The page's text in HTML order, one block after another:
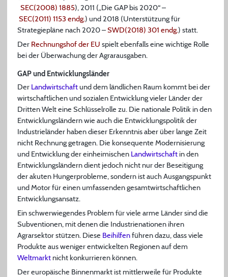
SEC(2008) 1885), 2011 („Die GAP bis 2020“ –
SEC(2011) 1153 endg.) und 2018 (Unterstützung für
Strategiepläne nach 2020 –SWD(2018) 301 endg.) statt.
Der Rechnungshof der EU spielt ebenfalls eine wichtige Rolle
bei der Überwachung der Agrarausgaben.
GAP und Entwicklungsländer
Der Landwirtschaftund dem ländlichen Raum kommt bei der
wirtschaftlichen und sozialen Entwicklung vieler Länder der
Dritten Welt eine Schlüsselrolle zu. Die nationale Politik in den
Entwicklungsländern wie auch die Entwicklungspolitik der
Industrieländer haben dieser Erkenntnis aber über lange Zeit
nicht Rechnung getragen. Die konsequente Modernisierung
und Entwicklung der einheimischen Landwirtschaftin den
Entwicklungsländern dient jedoch nicht nur der Beseitigung
der akuten Hungerprobleme, sondern ist auch Ausgangspunkt
und Motor für einen umfassenden gesamtwirtschaftlichen
Entwicklungsansatz.
Ein schwerwiegendes Problem für viele arme Länder sind die
Subventionen, mit denen die Industrienationen ihren
Agrarsektor stützen. Diese Beihilfenführen dazu, dass viele
Produkte aus weniger entwickelten Regionen auf dem
Weltmarktnicht konkurrieren können.
Der europäische Binnenmarkt ist mittlerweile für Produkte